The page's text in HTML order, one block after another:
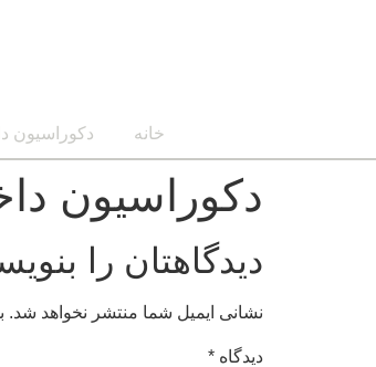
خانه دکوراسیون
دکوراسیون
دیدگاهتان را
نشانی ایمیل شما منتشر نخواهد شد.
دیدگاه *